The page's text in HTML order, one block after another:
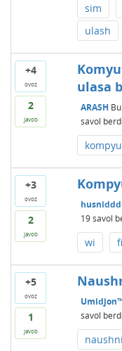
sim
ulash
+4
ovoz
2
javob
ulasa
ARASH
savol berdi
+3
ovoz
2
javob
19 savol
wi fi
+5
ovoz
1
javob
savol berdi